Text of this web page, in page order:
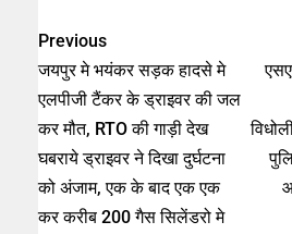
Previous
जयपुर मे भयंकर सड़क हादसे मे
एलपीजी टैंकर के ड्राइवर की जल
कर मौत, RTO की गाड़ी देख
घबराये ड्राइवर ने दिखा दुर्घटना
को अंजाम, एक के बाद एक एक
कर करीब 200 गैस सिलेंडरो मे